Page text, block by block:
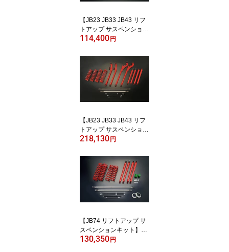
【JB23 JB33 JB43 リフ
トアップ サスペンション
キット】ジムニー JB23 J
チ アップ【SS セット】
モーターファーム FSSJB
114,400 円
【JB23 JB33 JB43 リフ
トアップ サスペンション
キット】ジムニー JB23 J
チ アップ【SS PRO セッ
ト】モーターファーム F
SSPROJB
218,130 円
【JB74 リフトアップ サ
スペンションキット】ジ
ムニー シエラ JB74 2イ
130,350 円